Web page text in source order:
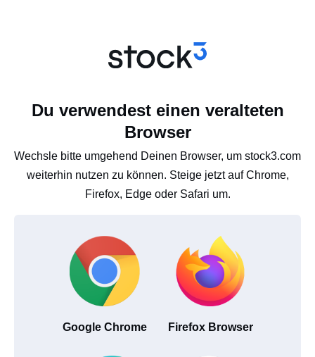
Du verwendest einen veralteten
Browser
Wechsle bitte umgehend Deinen Browser, um stock3.com
weiterhin nutzen zu können. Steige jetzt auf Chrome,
Firefox, Edge oder Safari um.
Google Chrome Firefox Browser